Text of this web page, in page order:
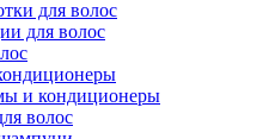
для волос
для волос
и кондиционеры
волос